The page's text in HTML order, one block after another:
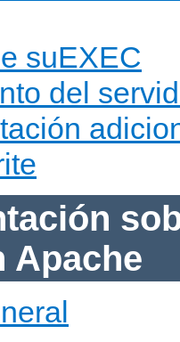
suEXEC
del
Apache